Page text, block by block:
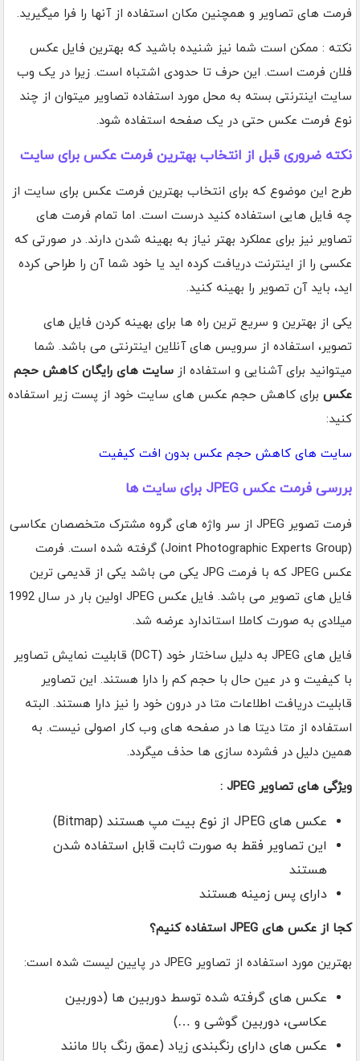
فرمت های تصاویر و همچنین مکان استفاده از آنها را فرا میگیرید.
نکته : ممکن است شما نیز شنیده باشید که بهترین فایل عکس
فلان فرمت است. این حرف تا حدودی اشتباه است. زیرا در یک وب
سایت اینترنتی بسته به محل مورد استفاده تصاویر میتوان از چند
نوع فرمت عکس حتی در یک صفحه استفاده شود.
نکته ضروری قبل از انتخاب بهترین فرمت عکس برای سایت
طرح این موضوع که برای انتخاب بهترین فرمت عکس برای سایت از
چه فایل هایی استفاده کنید درست است. اما تمام فرمت های
تصاویر نیز برای عملکرد بهتر نیاز به بهینه شدن دارند. در صورتی که
عکسی را از اینترنت دریافت کرده اید یا خود شما آن را طراحی کرده
اید، باید آن تصویر را بهینه کنید.
یکی از بهترین و سریع ترین راه ها برای بهینه کردن فایل های
تصویر، استفاده از سرویس های آنلاین اینترنتی می باشد. شما
میتوانید برای آشنایی و استفاده از سایت های رایگانکاهش حجم
عکس برای کاهش حجم عکس های سایت خود از پست زیر استفاده
کنید:
سایت های کاهش حجم عکس بدون افت کیفیت
بررسی فرمت عکس JPEG برای سایت ها
فرمت تصویر JPEG از سر واژه های گروه مشترک متخصصان عکاسی
(Joint Photographic Experts Group) گرفته شده است. فرمت
عکس JPEG که با فرمت JPG یکی می باشد یکی از قدیمی ترین
فایل های تصویر می باشد. فایل عکس JPEG اولین بار در سال 1992
میلادی به صورت کاملا استاندارد عرضه شد.
فایل های JPEG به دلیل ساختار خود (DCT) قابلیت نمایش تصاویر
با کیفیت و در عین حال با حجم کم را دارا هستند. این تصاویر
قابلیت دریافت اطلاعات متا در درون خود را نیز دارا هستند. البته
استفاده از متا دیتا ها در صفحه های وب کار اصولی نیست. به
همین دلیل در فشرده سازی ها حذف میگردد.
ویژگی های تصاویر JPEG :
عکس های JPEG از نوع بیت مپ هستند (Bitmap)
این تصاویر فقط به صورت ثابت قابل استفاده شدن
هستند
دارای پس زمینه هستند
کجا از عکس های JPEG استفاده کنیم؟
بهترین مورد استفاده از تصاویر JPEG در پایین لیست شده است:
عکس های گرفته شده توسط دوربین ها (دوربین
عکاسی، دوربین گوشی و …)
عکس های دارای رنگبندی زیاد (عمق رنگ بالا مانند